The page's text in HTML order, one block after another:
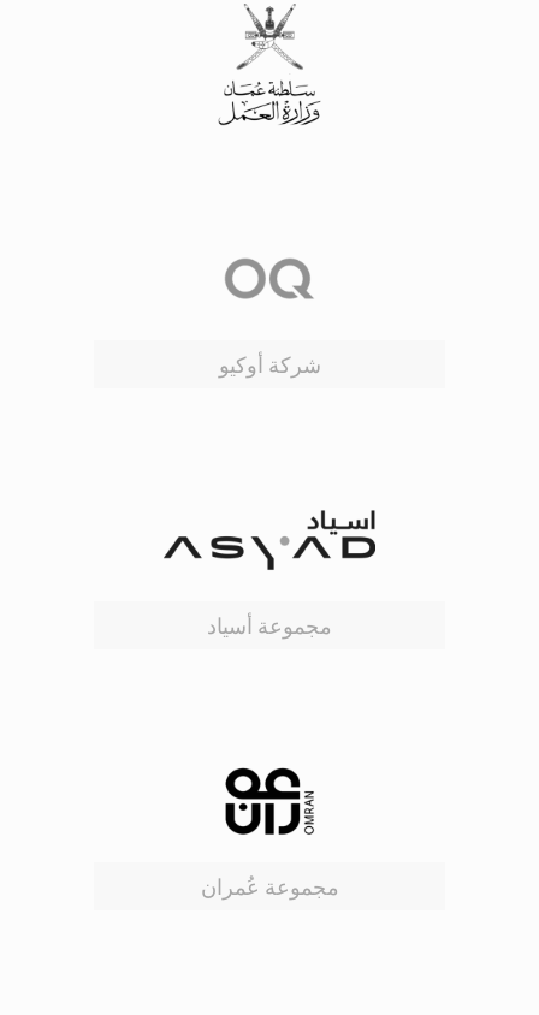
شركة أوكيو
مجموعة أسياد
مجموعة عُمران